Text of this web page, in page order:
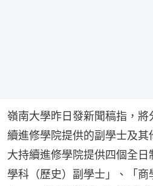
嶺南大學昨日發新聞稿指，
續進修學院提供的副學士及
大持續進修學院提供四個全
學科（歷史）副學士」、「